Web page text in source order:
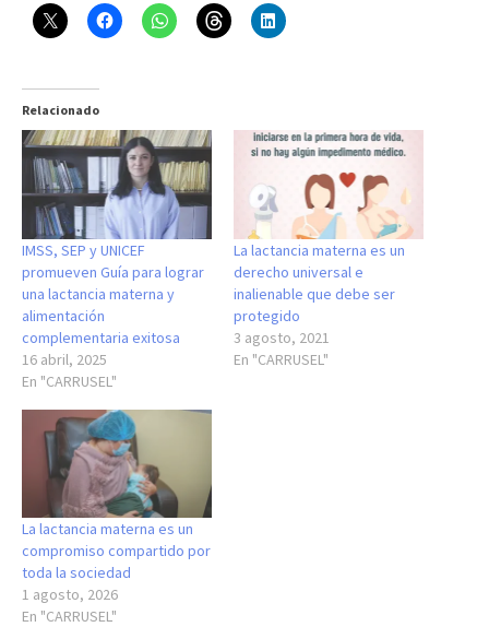
Relacionado
IMSS, SEP y UNICEF
promueven Guía para lograr
una lactancia materna y
alimentación
complementaria exitosa
16 abril, 2025
En "CARRUSEL"
La lactancia materna es un
derecho universal e
inalienable que debe ser
protegido
3 agosto, 2021
En "CARRUSEL"
La lactancia materna es un
compromiso compartido por
toda la sociedad
1 agosto, 2026
En "CARRUSEL"